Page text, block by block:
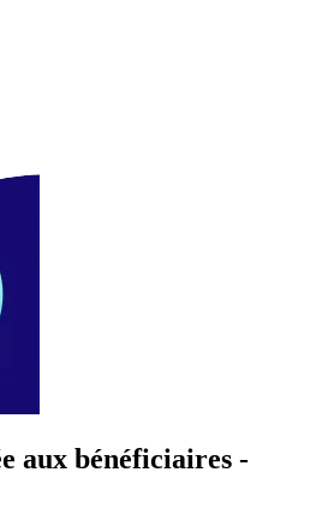
aux bénéficiaires -